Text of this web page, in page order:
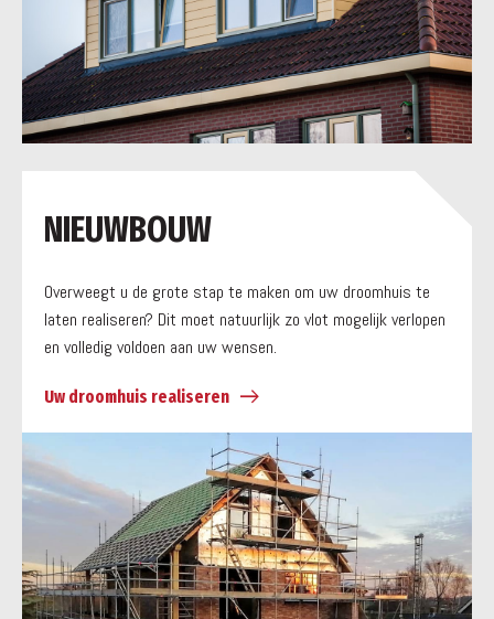
NIEUWBOUW
Overweegt u de grote stap te maken om uw droomhuis te
laten realiseren? Dit moet natuurlijk zo vlot mogelijk verlopen
en volledig voldoen aan uw wensen.
Uw droomhuis realiseren